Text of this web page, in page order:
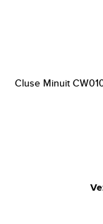
Cluse Minuit